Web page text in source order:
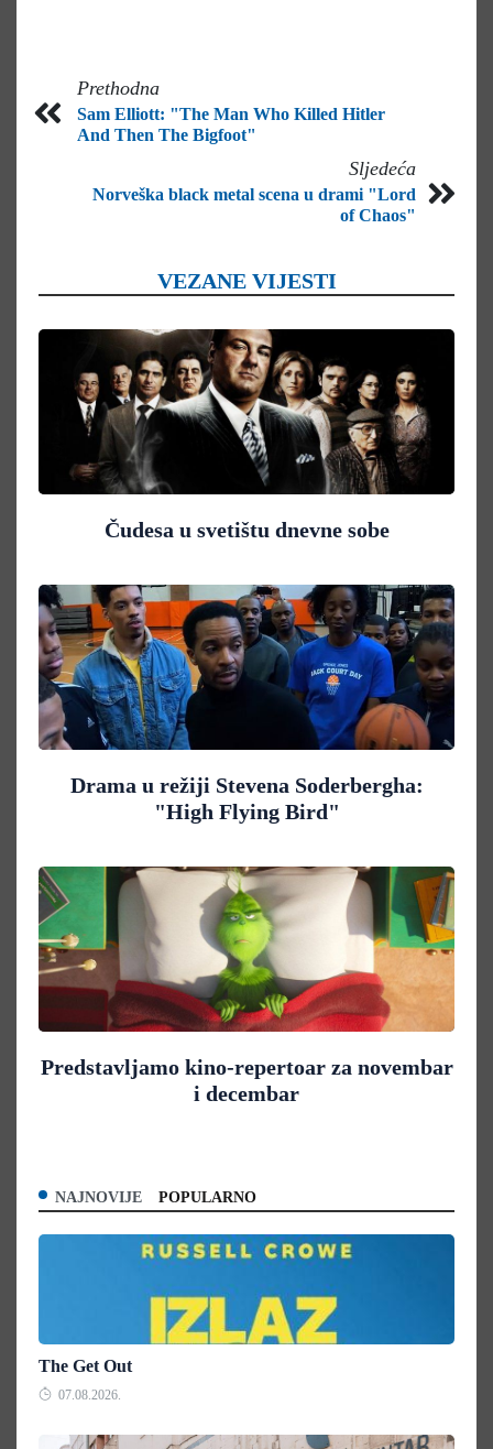
Prethodna
Sam Elliott: "The Man Who Killed Hitler
And Then The Bigfoot"
Sljedeća
Norveška black metal scena u drami "Lord
of Chaos"
VEZANE VIJESTI
Čudesa u svetištu dnevne sobe
Drama u režiji Stevena Soderbergha:
"High Flying Bird"
Predstavljamo kino-repertoar za novembar
i decembar
NAJNOVIJE POPULARNO
The Get Out
07.08.2026.